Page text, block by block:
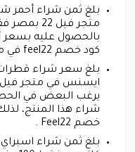
بلغ ثمن شراء أحمر
بالحصول عليه بسعر
كود خصم feel22 في مصر 2026 .
بلغ سعر شراء
يرغب البعض في
شراء هذا المنتج،
خصم Feel22 .
بلغ ثمن شراء اسبراي